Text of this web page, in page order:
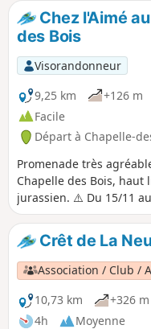
Chez l'Aimé
des Bois
Visorandonneur
9,25 km
+126 m
Facile
Départ à Chapelle-
Promenade très
Chapelle des Bois,
jurassien. ⚠️ Du 15/11
randonnée traversent
nordique qui sont
pour les pratiquants et
pisteurs nous vous
sur les pistes.
Crêt de La
Association / Club /
10,73 km
+326 m
4h
Moyenne